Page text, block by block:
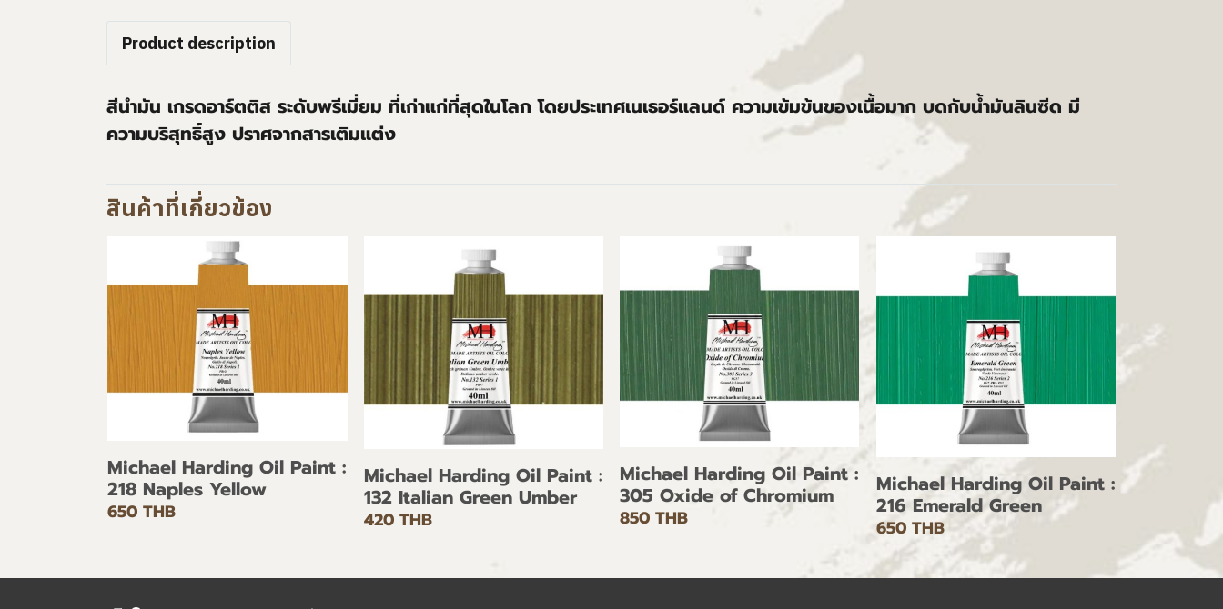
Product description
สีนำมัน เกรดอาร์ตติส ระดับพรีเมี่ยม ที่เก่าแก่ที่สุดในโลก โดยประเทศเนเธอร์แลนด์ ความเข้มข้นของเนื้อมาก บดกับน้ำมันลินซีด มี
ความบริสุทธิ์สูง ปราศจากสารเติมแต่ง
สินค้าที่เกี่ยวข้อง
Michael Harding Oil Paint :
218 Naples Yellow
650 THB
Michael Harding Oil Paint :
132 Italian Green Umber
420 THB
Michael Harding Oil Paint :
305 Oxide of Chromium
850 THB
Michael Harding Oil Paint :
216 Emerald Green
650 THB